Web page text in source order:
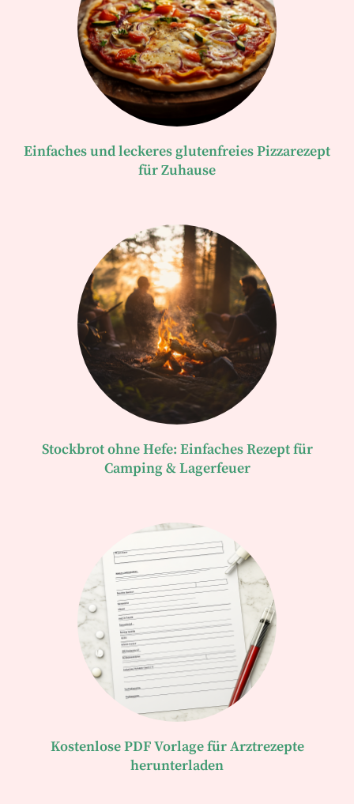
Einfaches und leckeres glutenfreies Pizzarezept
für Zuhause
Stockbrot ohne Hefe: Einfaches Rezept für
Camping & Lagerfeuer
Kostenlose PDF Vorlage für Arztrezepte
herunterladen